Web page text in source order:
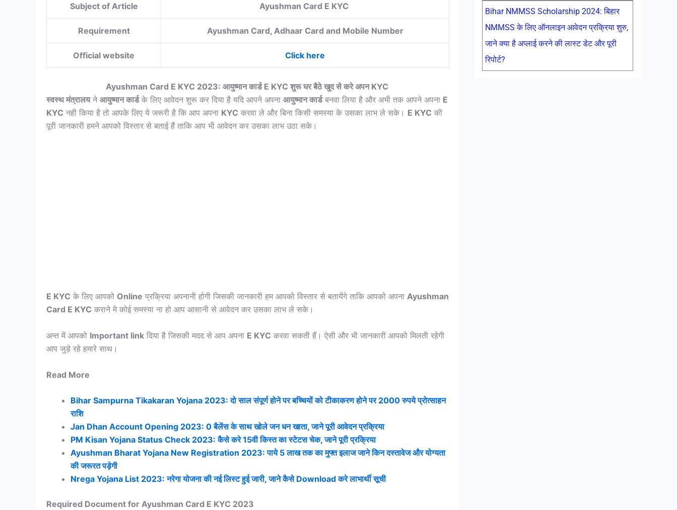
Subject of Article Ayushman Card E KYC
Requirement Ayushman Card, Adhaar Card and Mobile Number
Official website Click here
Ayushman Card E KYC 2023: आयुष्मान कार्ड E KYC शुरू घर बैठे खुद से करे अपन KYC
स्वस्थ मंत्रालयने आयुष्मान कार्डके लिए आवेदन शुरू कर दिया है यदि आपने अपना आयुष्मान कार्डबनवा लिया है और अभी तक आपने अपना E
KYC नही किया है तो आपके लिए ये जरूरी है कि आप अपना KYC करवा ले और बिना किसी समस्या के उसका लाभ ले सके। E KYC की
पूरी जानकारी हमने आपको विस्तार से बताई हैं ताकि आप भी आवेदन कर उसका लाभ उठा सके।
E KYC के लिए आपको Online प्रक्रिया अपनानी होगी जिसकी जानकारी हम आपको विस्तार से बतायेंगे ताकि आपको अपना Ayushman
Card E KYC कराने मे कोई समस्या ना हो आप आसानी से आवेदन कर उसका लाभ ले सके।
अन्त में आपको Important link दिया है जिसकी मदद से आप अपना E KYC करवा सकती हैं। ऐसी और भी जानकारी आपको मिलती रहेगी
आप जुड़े रहे हमारे साथ।
Read More
Bihar Sampurna Tikakaran Yojana 2023: दो साल संपूर्ण होने पर बच्चियों को टीकाकरण होने पर 2000 रुपये प्रोत्साहन
राशि
Jan Dhan Account Opening 2023: 0 बैलेंस के साथ खोले जन धन खाता, जाने पूरी आवेदन प्रक्रिया
PM Kisan Yojana Status Check 2023: कैसे करे 15वी किस्त का स्टेटस चेक, जाने पूरी प्रक्रिया
Ayushman Bharat Yojana New Registration 2023: पाये 5 लाख तक का मुफ्त इलाज जाने किन दस्तावेज और योग्यता
की जरूरत पड़ेगी
Nrega Yojana List 2023: नरेगा योजना की नई लिस्ट हुई जारी, जाने कैसे Download करे लाभार्थी सूची
Required Document for Ayushman Card E KYC 2023
Bihar NMMSS Scholarship 2024: बिहार
NMMSS के लिए ऑनलाइन आवेदन प्रक्रिया शुरु,
जाने क्या है अप्लाई करने की लास्ट डेट और पूरी
रिपोर्ट?